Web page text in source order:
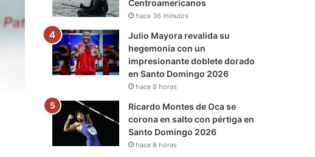
Centroamericanos
hace 36 minutos
Julio Mayora revalida su
hegemonía con un
impresionante doblete dorado
en Santo Domingo 2026
hace 8 horas
Ricardo Montes de Oca se
corona en salto con pértiga en
Santo Domingo 2026
hace 8 horas